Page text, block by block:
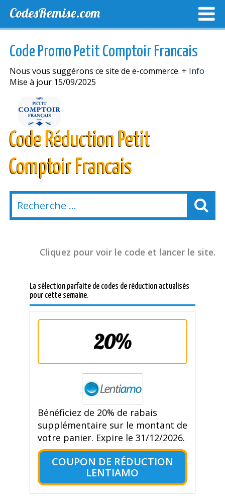
CodesRemise.com
NOUVELLES MAGASINS
Code Promo Petit Comptoir Francais
Nous vous suggérons ce site de e-commerce. + Info
Mise à jour 15/09/2025
Code Réduction Petit
Comptoir Francais
Cliquez pour voir le code et lancer le site.
La sélection parfaite de codes de réduction actualisés
pour cette semaine.
20%
Bénéficiez de 20% de rabais
supplémentaire sur le montant de
votre panier. Expire le 31/12/2026.
COUPON DE RÉDUCTION
LENTIAMO